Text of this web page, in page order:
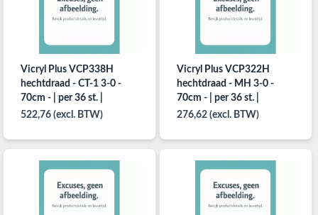
Vicryl Plus VCP338H
hechtdraad - CT-1 3-0 -
70cm - | per 36 st. |
522,76 (excl. BTW)
Vicryl Plus VCP322H
hechtdraad - MH 3-0 -
70cm - | per 36 st. |
276,62 (excl. BTW)